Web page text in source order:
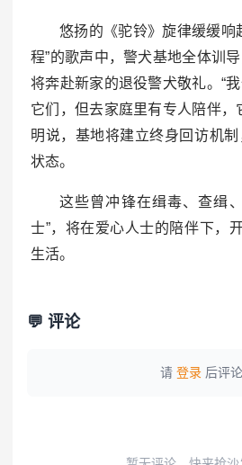
悠扬的《驼铃》旋律缓缓响
程”的歌声中，警犬基地全体训
将奔赴新家的退役警犬敬礼。“
它们，但去家庭里有专人陪伴，
明说，基地将建立终身回访机
状态。
这些曾冲锋在缉毒、查缉
士”，将在爱心人士的陪伴下，
生活。
💬 评论
请 登录 后评论